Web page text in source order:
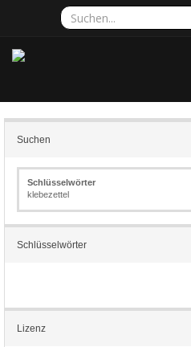
Suchen
Schlüsselwörter
klebezettel
Schlüsselwörter
Lizenz